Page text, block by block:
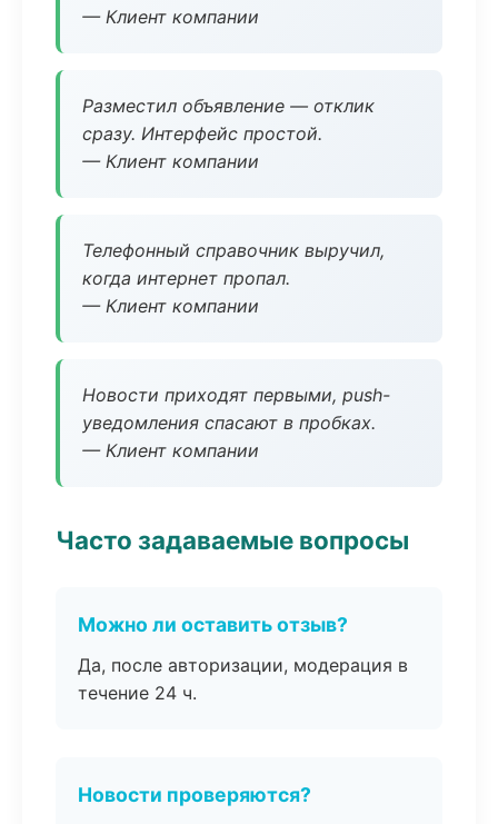
— Клиент компании
Разместил объявление — отклик
сразу. Интерфейс простой.
— Клиент компании
Телефонный справочник выручил,
когда интернет пропал.
— Клиент компании
Новости приходят первыми, push-
уведомления спасают в пробках.
— Клиент компании
Часто задаваемые вопросы
Можно ли оставить отзыв?
Да, после авторизации, модерация в
течение 24 ч.
Новости проверяются?